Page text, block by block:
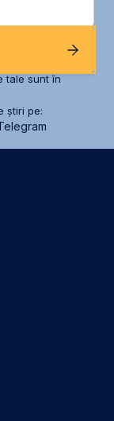
tale sunt în
știri pe: